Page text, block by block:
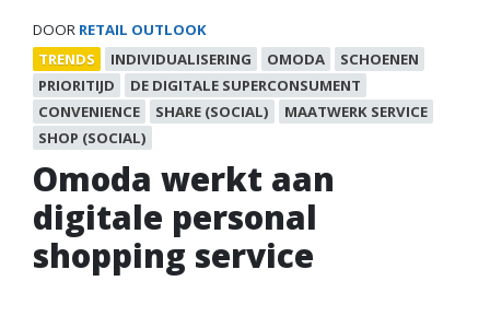
DOOR RETAIL OUTLOOK
TRENDS
INDIVIDUALISERING OMODA
SCHOENEN
PRIORITIJD
DE DIGITALE SUPERCONSUMENT
CONVENIENCE
SHARE (SOCIAL)
MAATWERK SERVICE
SHOP (SOCIAL)
Omoda werkt aan
digitale personal
shopping service